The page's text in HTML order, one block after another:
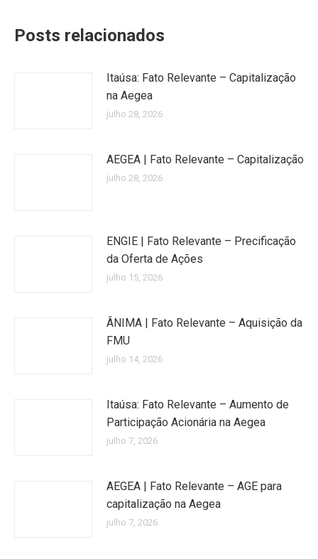
Posts relacionados
Itaúsa: Fato Relevante – Capitalização
na Aegea
julho 28, 2026
AEGEA | Fato Relevante – Capitalização
julho 28, 2026
ENGIE | Fato Relevante – Precificação
da Oferta de Ações
julho 15, 2026
ÂNIMA | Fato Relevante – Aquisição da
FMU
julho 14, 2026
Itaúsa: Fato Relevante – Aumento de
Participação Acionária na Aegea
julho 7, 2026
AEGEA | Fato Relevante – AGE para
capitalização na Aegea
julho 7, 2026